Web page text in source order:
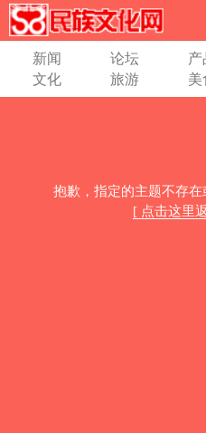
新闻 论坛 产
文化
旅游 美
抱歉，指定的主题不存
[ 点击这里